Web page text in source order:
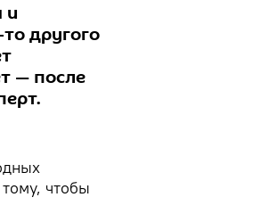
и
другого
— после
чтобы